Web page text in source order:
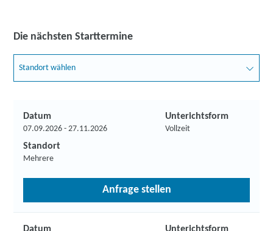
Die nächsten Starttermine
Standort wählen
Datum
07.09.2026 - 27.11.2026
Unterichtsform
Vollzeit
Standort
Mehrere
Anfrage stellen